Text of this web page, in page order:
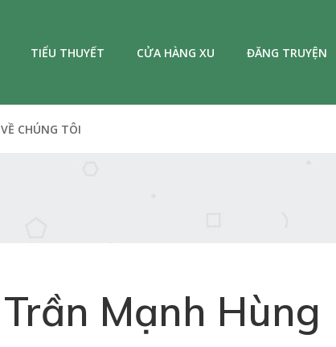
TIỂU THUYẾT CỬA HÀNG XU ĐĂNG TRUYỆN
VỀ CHÚNG TÔI
Trần Mạnh Hùng